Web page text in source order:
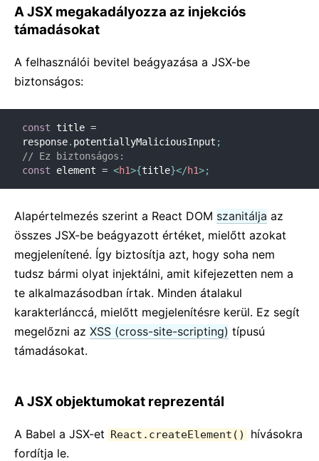
A JSX megakadályozza az injekciós
támadásokat
A felhasználói bevitel beágyazása a JSX-be
biztonságos:
const title =
response. potentiallyMaliciousInput ;
// Ez biztonságos:
const element = <h1>{title}</h1>;
Alapértelmezés szerint a React DOM szanitálja az
összes JSX-be beágyazott értéket, mielőtt azokat
megjelenítené. Így biztosítja azt, hogy soha nem
tudsz bármi olyat injektálni, amit kifejezetten nem a
te alkalmazásodban írtak. Minden átalakul
karakterlánccá, mielőtt megjelenítésre kerül. Ez segít
megelőzni az XSS (cross-site-scripting) típusú
támadásokat.
A JSX objektumokat reprezentál
A Babel a JSX-et React.createElement()
hívásokra
fordítja le.